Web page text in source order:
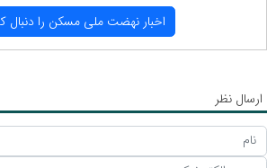
اخبار نهضت ملی مسكن را دنبال
ارسال نظر